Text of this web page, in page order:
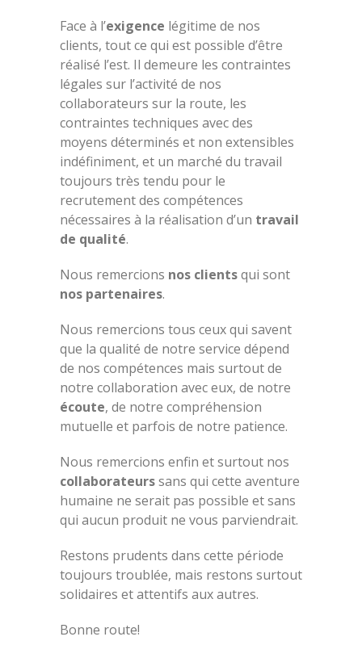
Face à l’exigence légitime de nos
clients, tout ce qui est possible d’être
réalisé l’est. Il demeure les contraintes
légales sur l’activité de nos
collaborateurs sur la route, les
contraintes techniques avec des
moyens déterminés et non extensibles
indéfiniment, et un marché du travail
toujours très tendu pour le
recrutement des compétences
nécessaires à la réalisation d’un travail
de qualité.
Nous remercions nos clientsqui sont
nos partenaires.
Nous remercions tous ceux qui savent
que la qualité de notre service dépend
de nos compétences mais surtout de
notre collaboration avec eux, de notre
écoute, de notre compréhension
mutuelle et parfois de notre patience.
Nous remercions enfin et surtout nos
collaborateurssans qui cette aventure
humaine ne serait pas possible et sans
qui aucun produit ne vous parviendrait.
Restons prudents dans cette période
toujours troublée, mais restons surtout
solidaires et attentifs aux autres.
Bonne route!